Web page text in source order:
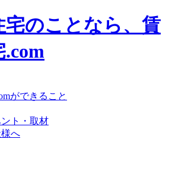
宅のことなら、賃
ができること
ト・取材
へ